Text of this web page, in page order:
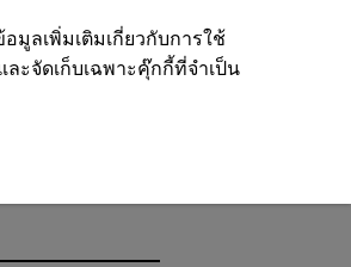
มูลเพิ่มเติมเกี่ยวกับการใช้
ละจัดเก็บเฉพาะคุ๊กกี้ที่จำเป็น